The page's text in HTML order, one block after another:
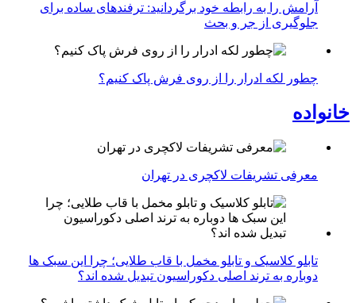
آرامش را به رابطه خود برگردانید: ترفندهای ساده برای
جلوگیری از جر و بحث
چطور لکه ادرار را از روی فرش پاک کنیم؟
خانواده
معرفی تشریفات لاکچری در تهران
تابلو کلاسیک و تابلو مخمل با قاب طلایی؛ چرا این سبک ها
دوباره به ترند اصلی دکوراسیون تبدیل شده اند؟